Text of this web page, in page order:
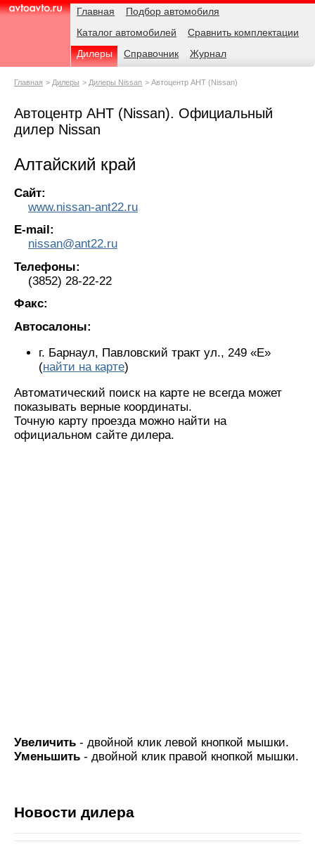
AvtoAvto.ru
Навигация Главная
Подбор автомобиля
Каталог автомобилей
Сравнить комплектации
Дилеры
Справочник Журнал
Родительские
Главная Дилеры Дилеры Nissan Автоцентр АНТ (Nissan)
Автоцентр АНТ (Nissan). Официальный
дилер Nissan
Алтайский край
Сайт:
www.nissan-ant22.ru
E-mail:
nissan@ant22.ru
Телефоны:
(3852) 28-22-22
Факс:
Автосалоны:
г. Барнаул, Павловский тракт ул., 249 «Е»
(найти на карте)
Автоматический поиск на карте не всегда может
показывать верные координаты.
Точную карту проезда можно найти на
официальном сайте дилера.
Увеличить - двойной клик левой кнопкой мышки.
Уменьшить - двойной клик правой кнопкой мышки.
Новости дилера